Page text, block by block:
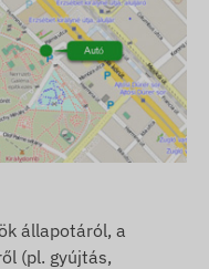
állapotáról, a
(pl. gyújtás,